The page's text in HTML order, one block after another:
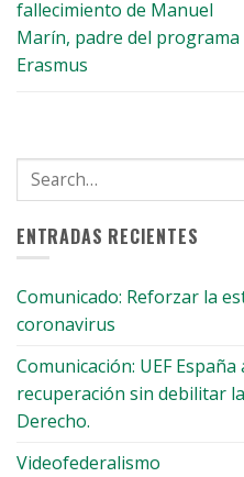
fallecimiento de Manuel
Marín, padre del programa
Erasmus
ENTRADAS RECIENTES
Comunicado: Reforzar la
coronavirus
Comunicación: UEF
recuperación sin debilitar
Derecho.
Videofederalismo